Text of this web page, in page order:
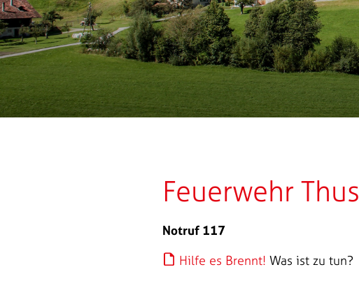
Feuerwehr
Notruf 117
Hilfe es Brennt! Was ist zu tun?